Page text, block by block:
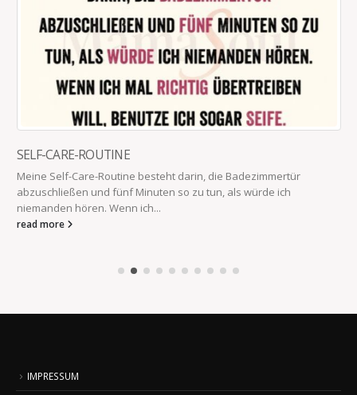
SELF-CARE-ROUTINE
Meine Self-Care-Routine besteht darin, die Badezimmertür
abzuschließen und fünf Minuten so zu tun, als würde ich
niemanden hören. Wenn ich...
read more
Datenschutzbestimmungen